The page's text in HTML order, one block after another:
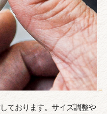
ております。サイズ調整や